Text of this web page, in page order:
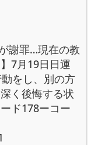
謝罪…現在の教
7月19日日運
をし、別の方
く後悔する状
ド178ーコー